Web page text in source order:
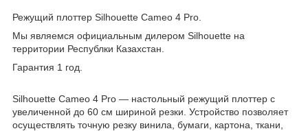
Режущий плоттер Silhouette Cameo 4 Pro.
Мы являемся официальным дилером Silhouette на
территории Республки Казахстан.
Гарантия 1 год.
Silhouette Cameo 4 Pro — настольный режущий плоттер с
увеличенной до 60 см шириной резки. Устройство позволяет
осуществлять точную резку винила, бумаги, картона, ткани,